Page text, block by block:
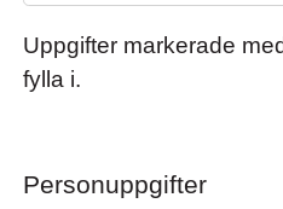
Uppgifter markerade
fylla i.
Personuppgifter